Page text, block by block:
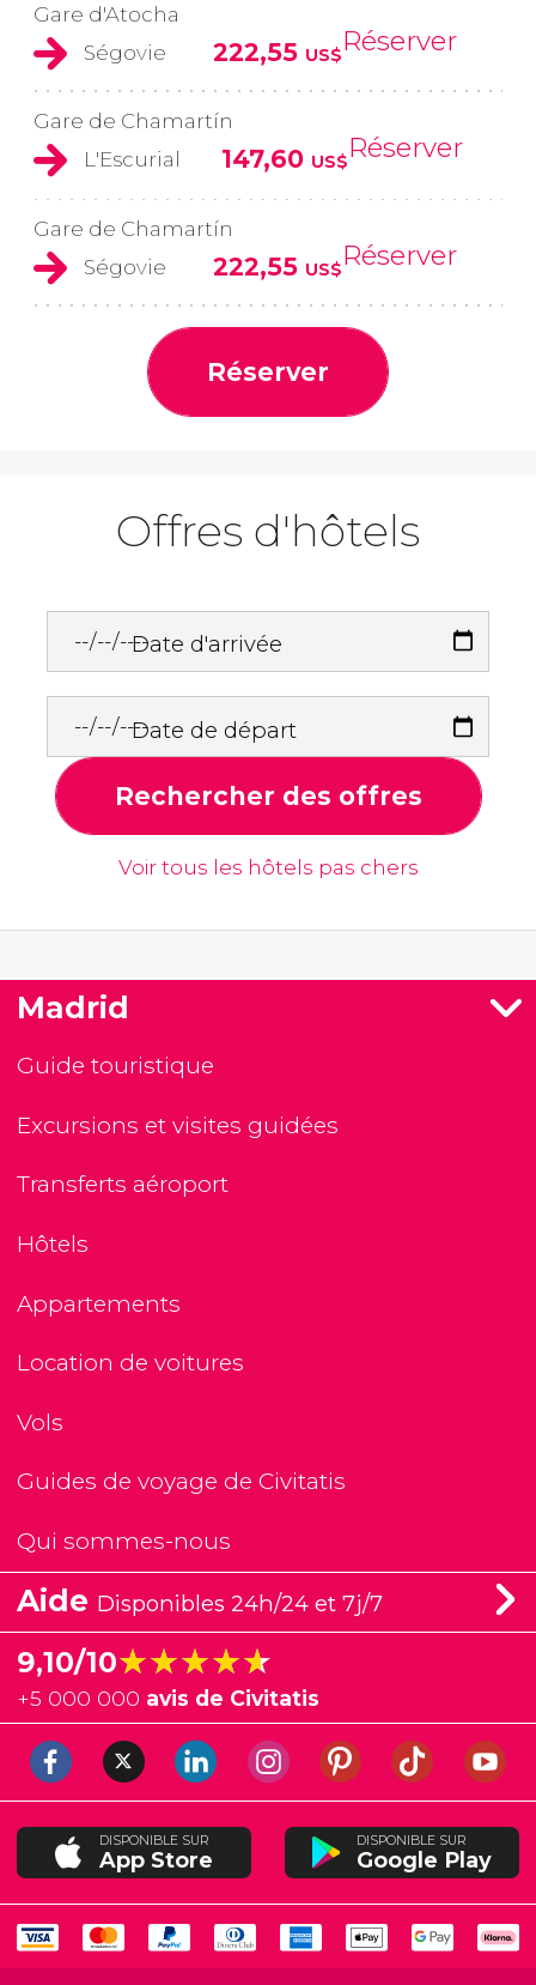
Gare d'Atocha
Ségovie
222,55 US$Réserver
Gare de Chamartín
L'Escurial
147,60 US$Réserver
Gare de Chamartín
Ségovie
222,55 US$Réserver
Réserver
Offres d'hôtels
Date d'arrivée
Date de départ
Rechercher des offres
Voir tous les hôtels pas chers
Madrid
Guide touristique
Excursions et visites guidées
Transferts aéroport
Hôtels
Appartements
Location de voitures
Vols
Guides de voyage de Civitatis
Qui sommes-nous
Aide Disponibles 24h/24 et 7j/7
9,10/10★★★★★
★★★★★
+5 000 000 avis de Civitatis
DISPONIBLE SUR
App Store
DISPONIBLE SUR
Google Play